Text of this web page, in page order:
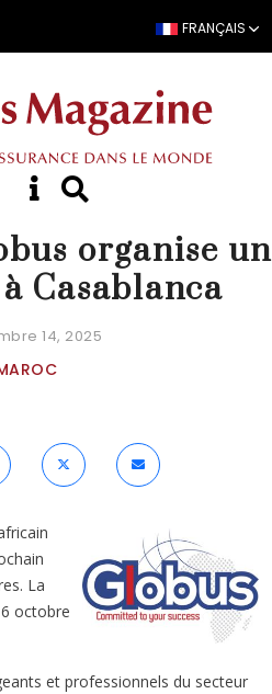
FRANÇAIS
organise un
Casablanca
14, 2025
La
octobre
et professionnels du secteur